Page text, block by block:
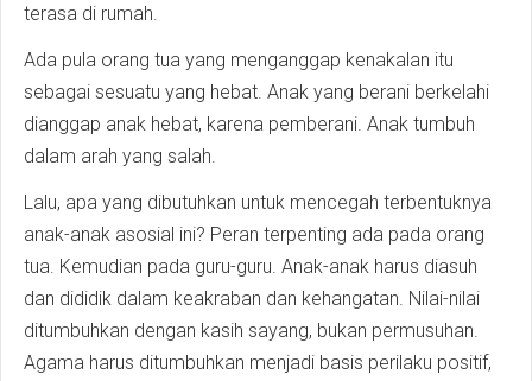
terasa di rumah.
Ada pula orang tua yang menganggap kenakalan itu
sebagai sesuatu yang hebat. Anak yang berani berkelahi
dianggap anak hebat, karena pemberani. Anak tumbuh
dalam arah yang salah.
Lalu, apa yang dibutuhkan untuk mencegah terbentuknya
anak-anak asosial ini? Peran terpenting ada pada orang
tua. Kemudian pada guru-guru. Anak-anak harus diasuh
dan dididik dalam keakraban dan kehangatan. Nilai-nilai
ditumbuhkan dengan kasih sayang, bukan permusuhan.
Agama harus ditumbuhkan menjadi basis perilaku positif,